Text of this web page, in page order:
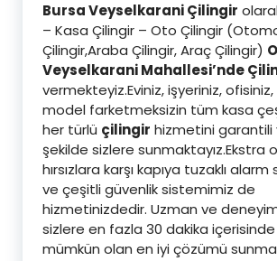
Bursa Veyselkarani Çilingir
– Kasa Çilingir – Oto Çilingir
Çilingir,Araba Çilingir, Araç Çilingir)
Veyselkarani Mahallesi’nde
vermekteyiz.Eviniz, işyeriniz,
model farketmeksizin tüm kasa
her türlü çilingir hizmetini garantili
şekilde sizlere sunmaktayız.Ekstra
hırsızlara karşı kapıya tuzaklı
ve çeşitli güvenlik sistemimiz de
hizmetinizdedir. Uzman ve
sizlere en fazla 30 dakika
mümkün olan en iyi çözümü